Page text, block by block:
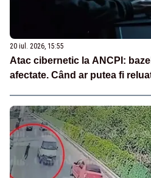
20 iul. 2026, 15:55
Atac cibernetic la ANCPI:
afectate. Când ar putea fi